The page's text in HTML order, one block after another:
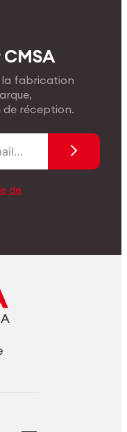
la fabrication
réception.
de